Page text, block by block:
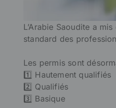
L’Arabie Saoudite a
standard des
Les permis sont
1️⃣ Hautement qualifiés
2️⃣ Qualifiés
3️⃣ Basique